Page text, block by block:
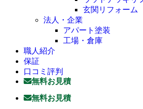
玄関リフォーム
法人・企業
アパート塗装
工場・倉庫
職人紹介
保証
口コミ評判
無料お見積
無料お見積